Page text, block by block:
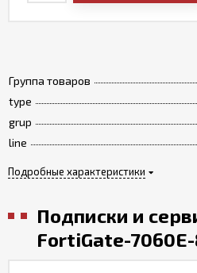
Группа товаров
type
grup
line
Подробные характеристики
Подписки и
FortiGate-